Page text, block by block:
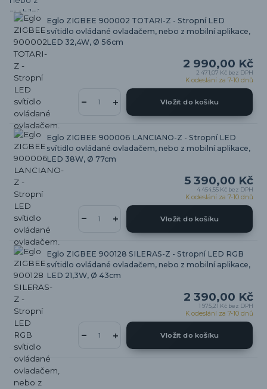
Eglo ZIGBEE 900002 TOTARI-Z - Stropní LED
svítidlo ovládané ovladačem, nebo z mobilní aplikace,
LED 32,4W, Ø 56cm
2 990,00 Kč
2 471,07 Kč bez DPH
K odeslání za 7-10 dnů
Vložit do košíku
Eglo ZIGBEE 900006 LANCIANO-Z - Stropní LED
svítidlo ovládané ovladačem, nebo z mobilní aplikace,
LED 38W, Ø 77cm
5 390,00 Kč
4 454,55 Kč bez DPH
K odeslání za 7-10 dnů
Vložit do košíku
Eglo ZIGBEE 900128 SILERAS-Z - Stropní LED RGB
svítidlo ovládané ovladačem, nebo z mobilní aplikace,
LED 21,3W, Ø 43cm
2 390,00 Kč
1 975,21 Kč bez DPH
K odeslání za 7-10 dnů
Vložit do košíku